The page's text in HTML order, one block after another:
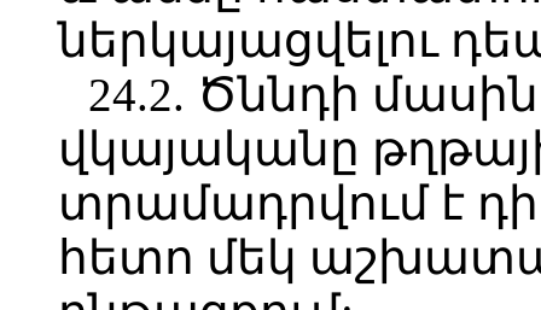
ներկայացվելու
24.2. Ծննդի
վկայականը
տրամադրվում է
հետո մեկ